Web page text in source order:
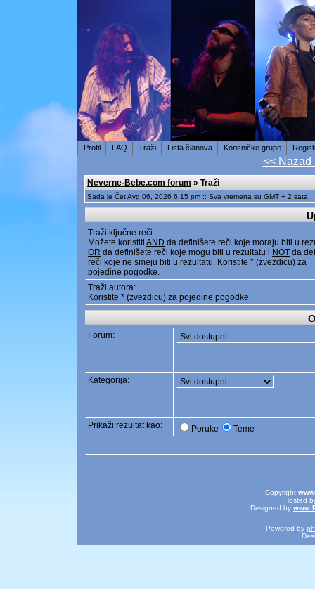
Profil FAQ Traži Lista članova Korisničke grupe
<< Nazad
Neverne-Bebe.com forum » Traži
Sada je Čet Avg 06, 2026 6:15 pm :: Sva vremena su GMT + 2 sata
Traži ključne reči:
Možete koristiti AND da definišete reči koje moraju biti u
OR da definišete reči koje mogu biti u rezultatu i NOT da
reči koje ne smeju biti u rezultatu. Koristite * (zvezdicu) za
pojedine pogodke.
Traži autora:
Koristite * (zvezdicu) za pojedine pogodke
Forum:
Kategorija:
Prikaži rezultat kao: Poruke Teme
Copyright
Hosted
Designed by
Powered by